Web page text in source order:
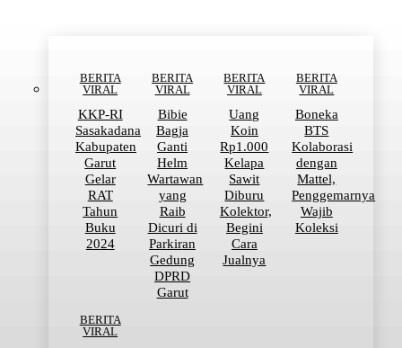
BERITA
VIRAL
KKP-RI
Sasakadana
Kabupaten
Garut
Gelar
RAT
Tahun
Buku
2024
BERITA
VIRAL
Bibie
Bagja
Ganti
Helm
Wartawan
yang
Raib
Dicuri di
Parkiran
Gedung
DPRD
Garut
BERITA
VIRAL
Uang
Koin
Rp1.000
Kelapa
Sawit
Diburu
Kolektor,
Begini
Cara
Jualnya
BERITA
VIRAL
Boneka
BTS
Kolaborasi
dengan
Mattel,
Penggemarnya
Wajib
Koleksi
BERITA
VIRAL